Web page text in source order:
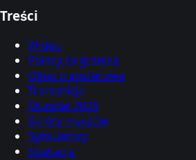
Treści
Wideo
Polacy za granicą
Okno transferowe
Transmisje
Mundial 2026
Skróty meczów
Symulatory
Edukacja